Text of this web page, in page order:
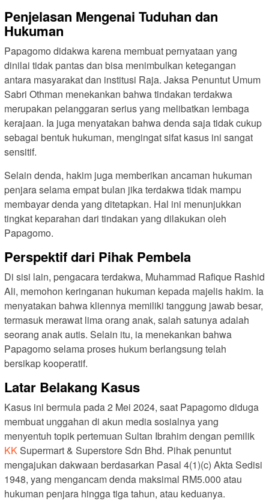
Penjelasan Mengenai Tuduhan dan
Hukuman
Papagomo didakwa karena membuat pernyataan yang
dinilai tidak pantas dan bisa menimbulkan ketegangan
antara masyarakat dan institusi Raja. Jaksa Penuntut Umum
Sabri Othman menekankan bahwa tindakan terdakwa
merupakan pelanggaran serius yang melibatkan lembaga
kerajaan. Ia juga menyatakan bahwa denda saja tidak cukup
sebagai bentuk hukuman, mengingat sifat kasus ini sangat
sensitif.
Selain denda, hakim juga memberikan ancaman hukuman
penjara selama empat bulan jika terdakwa tidak mampu
membayar denda yang ditetapkan. Hal ini menunjukkan
tingkat keparahan dari tindakan yang dilakukan oleh
Papagomo.
Perspektif dari Pihak Pembela
Di sisi lain, pengacara terdakwa, Muhammad Rafique Rashid
Ali, memohon keringanan hukuman kepada majelis hakim. Ia
menyatakan bahwa kliennya memiliki tanggung jawab besar,
termasuk merawat lima orang anak, salah satunya adalah
seorang anak autis. Selain itu, ia menekankan bahwa
Papagomo selama proses hukum berlangsung telah
bersikap kooperatif.
Latar Belakang Kasus
Kasus ini bermula pada 2 Mei 2024, saat Papagomo diduga
membuat unggahan di akun media sosialnya yang
KKSupermart & Superstore Sdn Bhd. Pihak penuntut
mengajukan dakwaan berdasarkan Pasal 4(1)(c) Akta Sedisi
1948, yang mengancam denda maksimal RM5.000 atau
hukuman penjara hingga tiga tahun, atau keduanya.